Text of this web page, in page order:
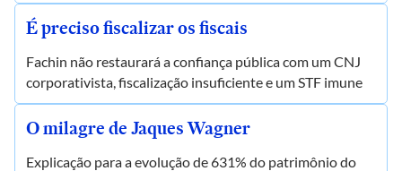
É preciso fiscalizar os fiscais
Fachin não restaurará a confiança pública com um CNJ
corporativista, fiscalização insuficiente e um STF imune
O milagre de Jaques Wagner
Explicação para a evolução de 631% do patrimônio do